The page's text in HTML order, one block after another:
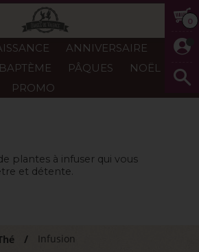
0
ANNIVERSAIRE
BAPTÈME PÂQUES
NOËL
PROMO
plantes à infuser qui vous
et détente.
Infusion